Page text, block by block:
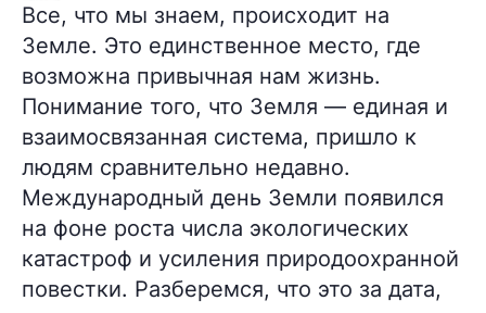
Все, что мы знаем, происходит на
Земле. Это единственное место, где
возможна привычная нам жизнь.
Понимание того, что Земля — единая и
взаимосвязанная система, пришло к
людям сравнительно недавно.
Международный день Земли появился
на фоне роста числа экологических
катастроф и усиления природоохранной
повестки. Разберемся, что это за дата,